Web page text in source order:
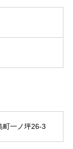
一ノ坪26-3